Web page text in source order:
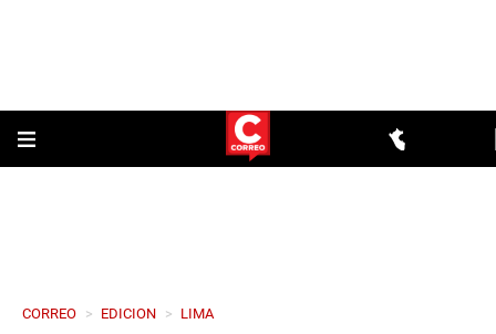
CORREO > EDICION > LIMA